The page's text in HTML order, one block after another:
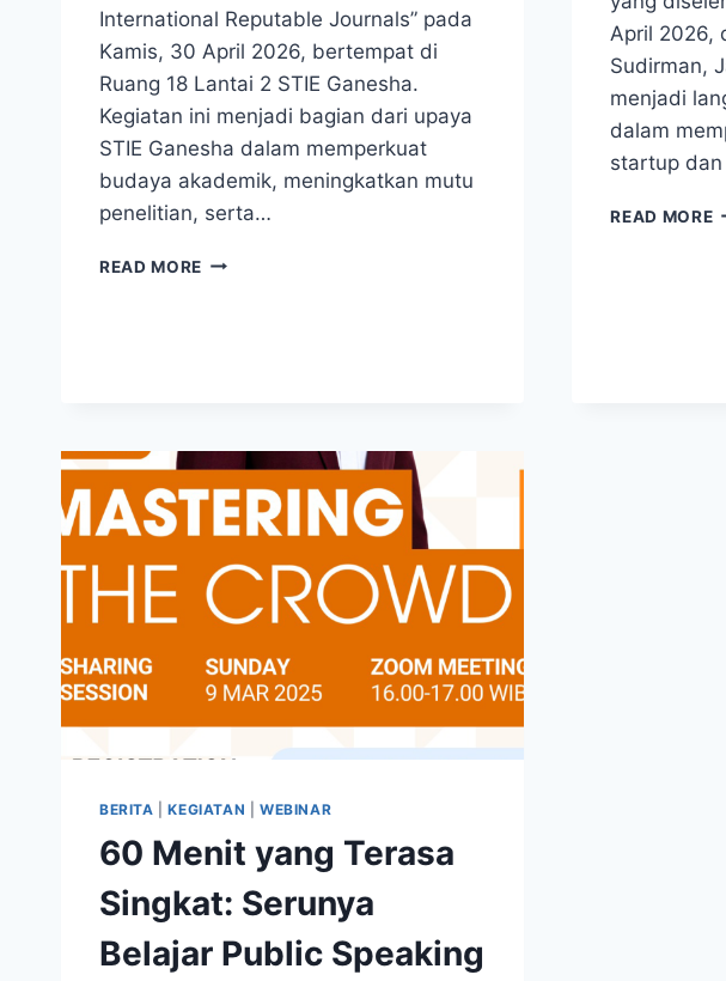
International Reputable Journals” pada
Kamis, 30 April 2026, bertempat di
Ruang 18 Lantai 2 STIE Ganesha.
Kegiatan ini menjadi bagian dari upaya
STIE Ganesha dalam memperkuat
budaya akademik, meningkatkan mutu
penelitian, serta…
READ MORE
April 2026,
Sudirman,
menjadi
dalam
startup
READ MORE
BERITA |KEGIATAN WEBINAR
60 Menit yang Terasa
Singkat: Serunya
Belajar Public Speaking